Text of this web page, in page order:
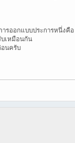
ารออกแบบประการหนึ่งคือ
บเหมือนกัน
อนครับ